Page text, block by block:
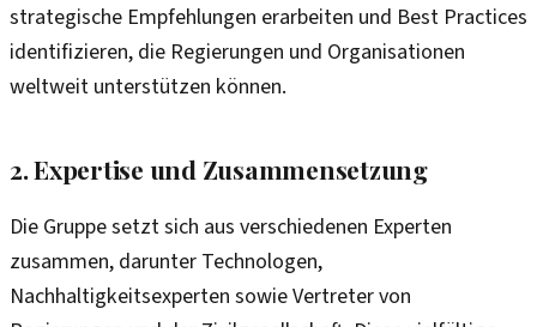
strategische Empfehlungen erarbeiten und Best Practices
identifizieren, die Regierungen und Organisationen
weltweit unterstützen können.
2. Expertise und Zusammensetzung
Die Gruppe setzt sich aus verschiedenen Experten
zusammen, darunter Technologen,
Nachhaltigkeitsexperten sowie Vertreter von